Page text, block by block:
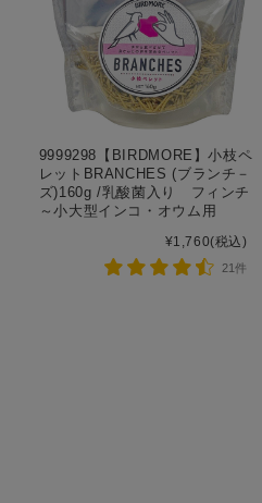
9999298【BIRDMORE】小枝ペ
レットBRANCHES (ブランチ－
ズ)160g /乳酸菌入り フィンチ
～小大型インコ・オウム用
¥1,760(税込)
21件